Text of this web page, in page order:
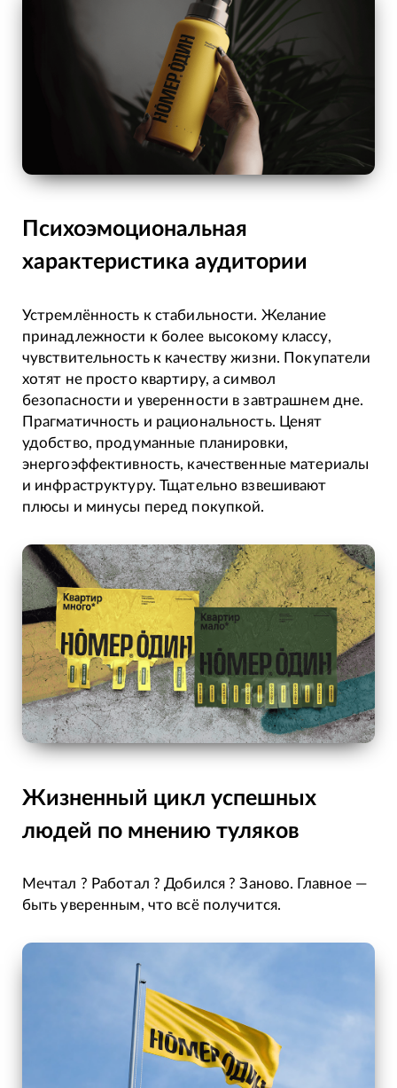
Психоэмоциональная
характеристика аудитории
Устремлённость к стабильности. Желание
принадлежности к более высокому классу,
чувствительность к качеству жизни. Покупатели
хотят не просто квартиру, а символ
безопасности и уверенности в завтрашнем дне.
Прагматичность и рациональность. Ценят
удобство, продуманные планировки,
энергоэффективность, качественные материалы
и инфраструктуру. Тщательно взвешивают
плюсы и минусы перед покупкой.
Жизненный цикл успешных
людей по мнению туляков
Мечтал ? Работал ? Добился ? Заново. Главное —
быть уверенным, что всё получится.